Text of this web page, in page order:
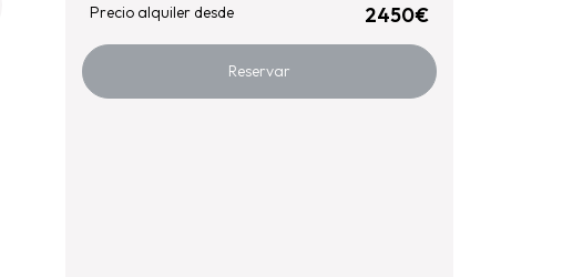
Precio alquiler desde 2450€
Reservar